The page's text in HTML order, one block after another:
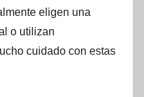
eligen una
o utilizan
cuidado con estas